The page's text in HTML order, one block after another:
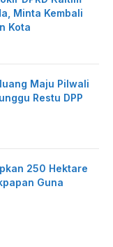
Minta Kembali
Kota
Maju Pilwali
Restu DPP
250 Hektare
Guna